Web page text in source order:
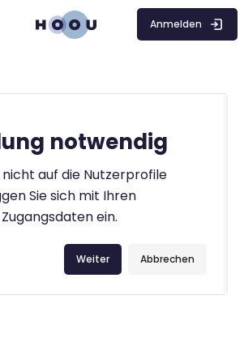
Anmelden
notwendig
auf die Nutzerprofile
Sie sich mit Ihren
ein.
Abbrechen
Weiter